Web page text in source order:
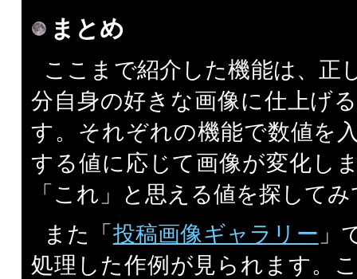
まとめ
ここまで紹介した機能は、正
分自身の好きな画像に仕上げ
す。それぞれの機能で数値を
する値に応じて画像が変化し
「これ」と思える値を探して
また「 投稿画像ギャラリー 」
処理した作例が見られます。